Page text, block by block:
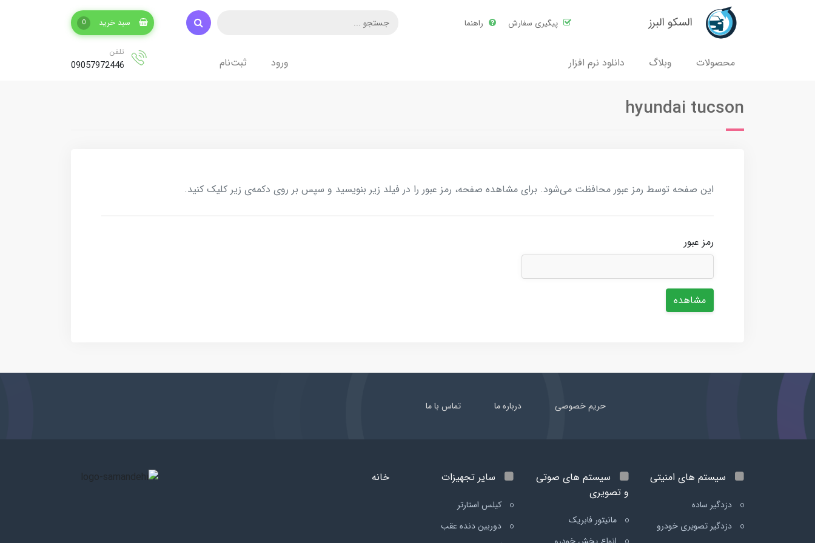
السکو البرز پیگیری سفارش راهنما سبد خرید 0
محصولات وبلاگ دانلود نرم افزار ورود ثبت‌نام
تلفن
09057972446
hyundai tucson
این صفحه توسط رمز عبور محافظت می‌شود. برای مشاهده صفحه، رمز عبور را در فیلد زیر بنویسید و سپس بر روی دکمه‌ی زیر کلیک کنید.
رمز عبور
مشاهده
حریم خصوصی درباره ما تماس با ما
سیستم های امنیتی
دزدگیر ساده
دزدگیر تصویری خودرو
سیستم های صوتی
و تصویری
مانیتور فابریک
سایر تجهیزات
کیلس استارتر
دوربین دنده عقب
خانه